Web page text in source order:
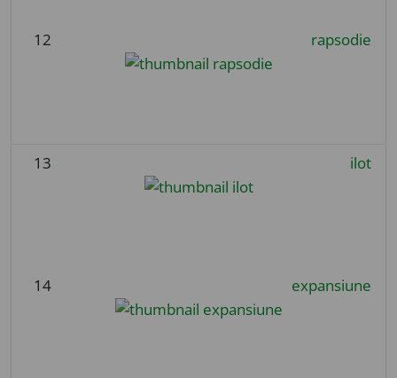
12 rapsodie
13 ilot
14 expansiune